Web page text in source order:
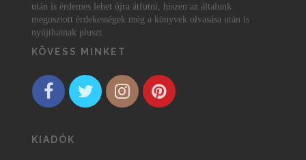
után is érdemes lehet újra átfutni, hiszen az általunk
megosztott érdekességek még a könyvek olvasása után is
nyújthatnak pluszt.
KÖVESS MINKET
KIADÓK